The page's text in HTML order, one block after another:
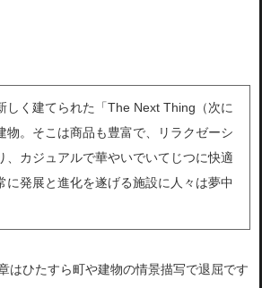
しく建てられた「The Next Thing（次に
物。そこは商品も豊富で、リラクゼーシ
、カジュアルで華やいでいてじつに快適
に発展と進化を遂げる施設に人々は夢中
はひたすら町や建物の情景描写で退屈です